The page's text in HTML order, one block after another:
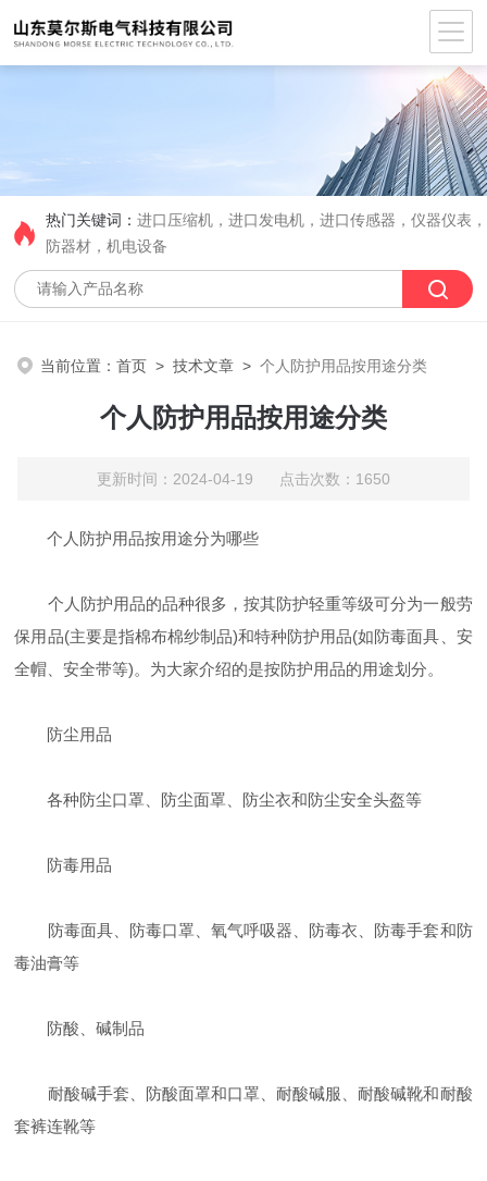
热门关键词：进口压缩机，进口发电机，进口传感器，仪器仪表
防器材，机电设备
当前位置：首页 >技术文章 >个人防护用品按用途分类
个人防护用品按用途分类
更新时间：2024-04-19 点击次数：1650
个人防护用品按用途分为哪些
个人防护用品的品种很多，按其防护轻重等级可分为一般劳
保用品(主要是指棉布棉纱制品)和特种防护用品(如防毒面具、安
全帽、安全带等)。为大家介绍的是按防护用品的用途划分。
防尘用品
各种防尘口罩、防尘面罩、防尘衣和防尘安全头盔等
防毒用品
防毒面具、防毒口罩、氧气呼吸器、防毒衣、防毒手套和防
毒油膏等
防酸、碱制品
耐酸碱手套、防酸面罩和口罩、耐酸碱服、耐酸碱靴和耐酸
套裤连靴等